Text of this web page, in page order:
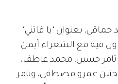
بعنوان "يا فاتني"
وتعاون فيه مع الشعراء أيمن
تامر حسين، محمد عاطف،
عمرو مصطفى، وتامر